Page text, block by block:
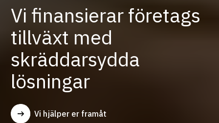
Vi finansierar företags
tillväxt med
skräddarsydda
lösningar
Vi hjälper er framåt